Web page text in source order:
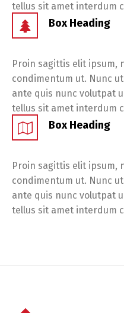
tellus sit amet interdum
Box Heading
Proin sagittis elit ipsum,
condimentum ut. Nunc
ante quis nunc volutpat
tellus sit amet interdum
Box Heading
Proin sagittis elit ipsum,
condimentum ut. Nunc
ante quis nunc volutpat
tellus sit amet interdum